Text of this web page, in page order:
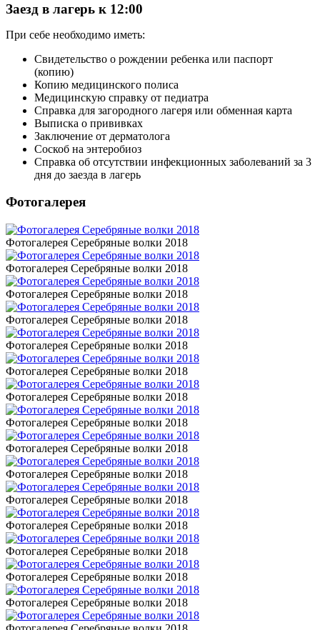
Заезд в лагерь к 12:00
При себе необходимо иметь:
Свидетельство о рождении ребенка или паспорт
(копию)
Копию медицинского полиса
Медицинскую справку от педиатра
Справка для загородного лагеря или обменная карта
Выписка о прививках
Заключение от дерматолога
Соскоб на энтеробиоз
Справка об отсутствии инфекционных заболеваний за 3
дня до заезда в лагерь
Фотогалерея
Фотогалерея Серебряные волки 2018
Фотогалерея Серебряные волки 2018
Фотогалерея Серебряные волки 2018
Фотогалерея Серебряные волки 2018
Фотогалерея Серебряные волки 2018
Фотогалерея Серебряные волки 2018
Фотогалерея Серебряные волки 2018
Фотогалерея Серебряные волки 2018
Фотогалерея Серебряные волки 2018
Фотогалерея Серебряные волки 2018
Фотогалерея Серебряные волки 2018
Фотогалерея Серебряные волки 2018
Фотогалерея Серебряные волки 2018
Фотогалерея Серебряные волки 2018
Фотогалерея Серебряные волки 2018